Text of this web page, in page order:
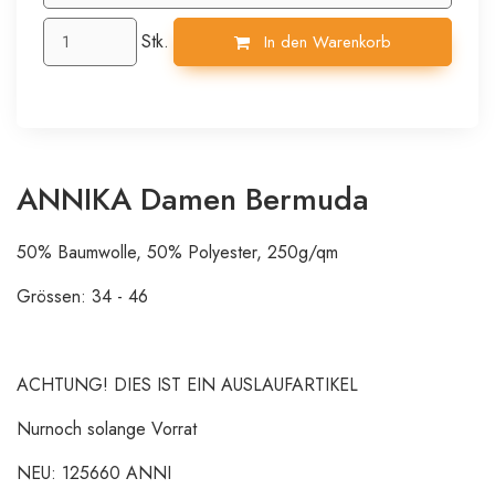
Stk. In den Warenkorb
ANNIKA Damen Bermuda
50% Baumwolle, 50% Polyester, 250g/qm
Grössen: 34 - 46
ACHTUNG! DIES IST EIN AUSLAUFARTIKEL
Nurnoch solange Vorrat
NEU: 125660 ANNI